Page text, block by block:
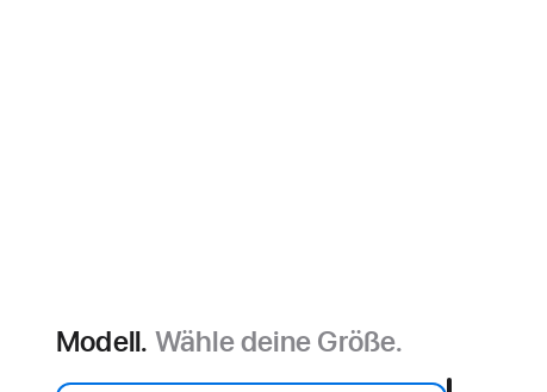
Modell. Wähle deine Größe.